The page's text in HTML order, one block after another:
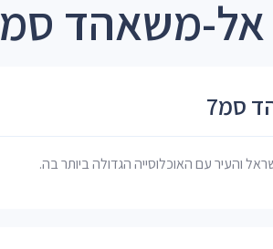
משאהד סמ7 בירושלים
סמ7
והעיר עם האוכלוסייה הגדולה ביותר בה.